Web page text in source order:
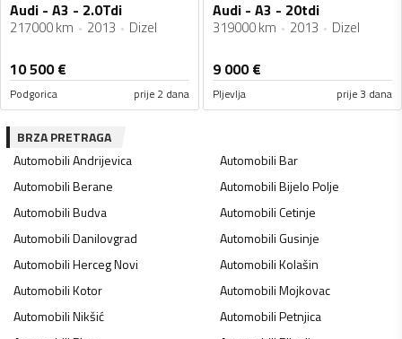
Audi - A3 - 2.0Tdi
217000 km 2013 Dizel
10 500€
Podgorica prije 2 dana
Audi - A3 - 20tdi
319000 km 2013 Dizel
9 000€
Pljevlja prije 3 dana
BRZA PRETRAGA
AutomobiliAndrijevica AutomobiliBar
AutomobiliBerane AutomobiliBijelo Polje
AutomobiliBudva AutomobiliCetinje
AutomobiliDanilovgrad AutomobiliGusinje
AutomobiliHerceg Novi AutomobiliKolašin
AutomobiliKotor AutomobiliMojkovac
AutomobiliNikšić AutomobiliPetnjica